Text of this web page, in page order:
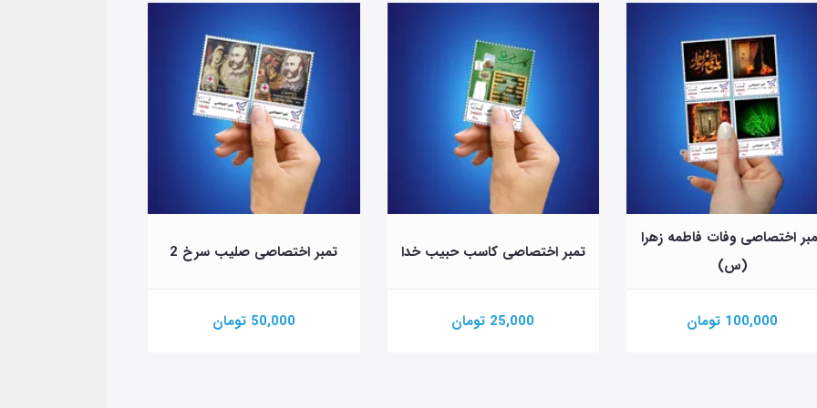
اختصاصی وفات فاطمه زهرا
(س)
100,000 تومان
تمبر اختصاصی کاسب حبیب خدا
25,000 تومان
تمبر اختصاصی صلیب سرخ 2
50,000 تومان